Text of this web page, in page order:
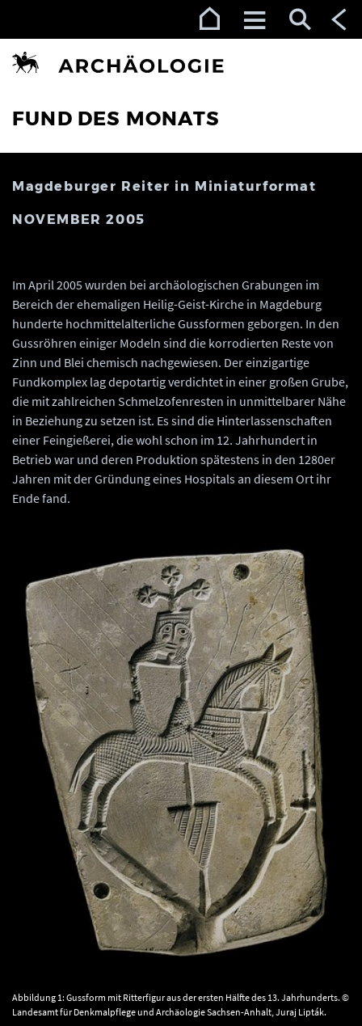
FUND DES MONATS
Magdeburger Reiter in Miniaturformat
NOVEMBER 2005
Im April 2005 wurden bei archäologischen Grabungen im
Bereich der ehemaligen Heilig-Geist-Kirche in Magdeburg
hunderte hochmittelalterliche Gussformen geborgen. In den
Gussröhren einiger Modeln sind die korrodierten Reste von
Zinn und Blei chemisch nachgewiesen. Der einzigartige
Fundkomplex lag depotartig verdichtet in einer großen Grube,
die mit zahlreichen Schmelzofenresten in unmittelbarer Nähe
in Beziehung zu setzen ist. Es sind die Hinterlassenschaften
einer Feingießerei, die wohl schon im 12. Jahrhundert in
Betrieb war und deren Produktion spätestens in den 1280er
Jahren mit der Gründung eines Hospitals an diesem Ort ihr
Ende fand.
Abbildung 1: Gussform mit Ritterfigur aus der ersten Hälfte des 13. Jahrhunderts. ©
Landesamt für Denkmalpflege und Archäologie Sachsen-Anhalt, Juraj Lipták.